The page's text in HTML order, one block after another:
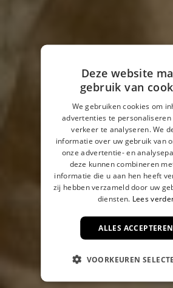
Deze website
gebruik van
We gebruiken cookies om
advertenties te personaliseren
verkeer te analyseren. We
informatie over uw gebruik van
onze advertentie- en
deze kunnen combineren
informatie die u aan hen heeft
zij hebben verzameld door uw
diensten. Lees
ALLES ACCEPTEREN
VOORKEUREN